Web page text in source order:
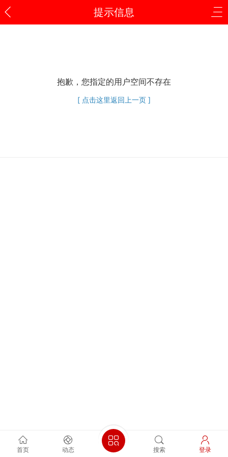
提示信息
抱歉，您指定的用户空间不存在
[ 点击这里返回上一页 ]
首页 动态 搜索 登录